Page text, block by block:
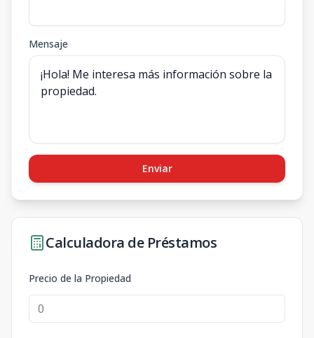
Mensaje
Enviar
Calculadora de Préstamos
Precio de la Propiedad